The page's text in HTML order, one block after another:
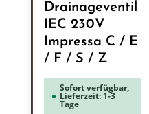
Drainageventil
IEC 230V
Impressa C / E
/ F / S / Z
Sofort verfügbar,
Lieferzeit: 1-3
Tage